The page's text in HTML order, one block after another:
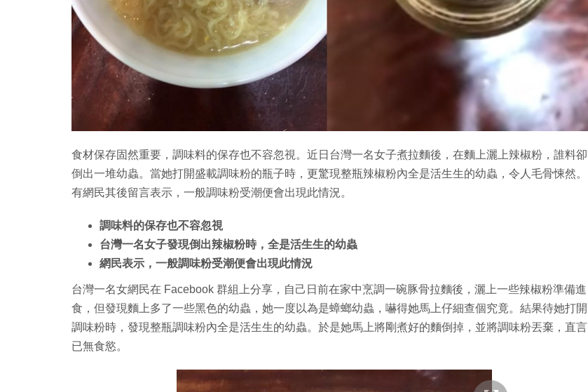
食材保存固然重要，調味料的保存也不容忽視。近日台灣一名女子煮拉麵後，在麵上灑上辣椒粉，誰料卻
倒出一堆幼蟲。當她打開盛載調味粉的瓶子時，更驚現整瓶辣椒粉內全是活生生的幼蟲，令人毛骨悚然。
有網民其後留言表示，一般調味粉受潮便會出現此情況。
調味料的保存也不容忽視
台灣一名女子發現倒出辣椒粉時，全是活生生的幼蟲
網民表示，一般調味粉受潮便會出現此情況
台灣一名女網民在 Facebook 群組上分享，自己日前在家中烹調一碗豚骨拉麵後，灑上一些辣椒粉準備進
食，但發現麵上多了一些黑色的幼蟲，她一度以為是蟑螂幼蟲，嚇得她馬上仔細查個究竟。結果待她打開
調味粉時，發現整瓶調味粉內全是活生生的幼蟲。於是她馬上將剛煮好的麵倒掉，並將調味粉丟棄，直言
已無食慾。